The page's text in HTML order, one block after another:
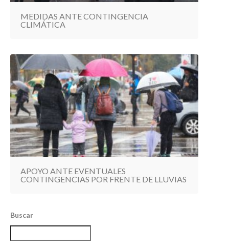
MEDIDAS ANTE CONTINGENCIA
CLIMÁTICA
APOYO ANTE EVENTUALES
CONTINGENCIAS POR FRENTE DE LLUVIAS
Buscar